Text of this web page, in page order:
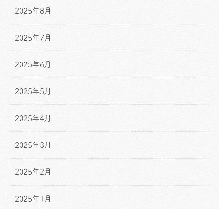
2025年8月
2025年7月
2025年6月
2025年5月
2025年4月
2025年3月
2025年2月
2025年1月